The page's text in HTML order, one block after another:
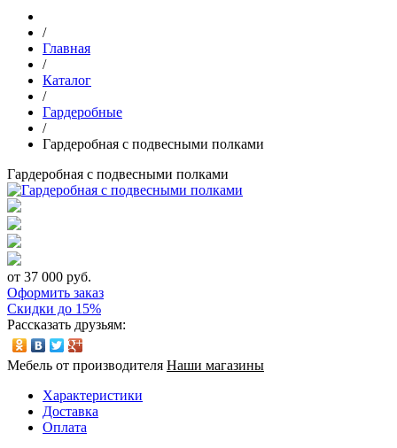
/
Главная
/
Каталог
/
Гардеробные
/
Гардеробная с подвесными полками
Гардеробная с подвесными полками
от 37 000 руб.
Оформить заказ
Скидки до 15%
Рассказать друзьям:
Мебель от производителя Наши магазины
Характеристики
Доставка
Оплата